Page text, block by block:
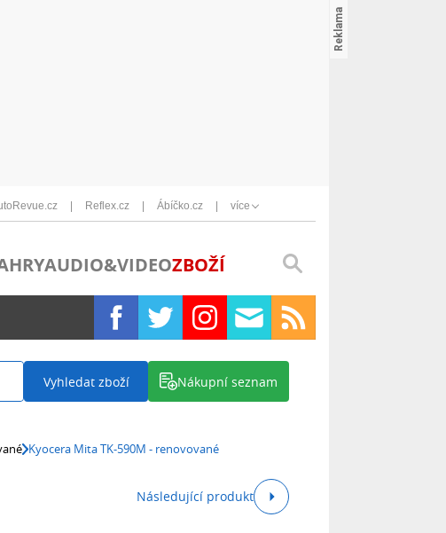
Reflex.cz Ábíčko.cz více
HRYAUDIO&VIDEOZBOŽÍ
Vyhledat zboží Nákupní seznam
Kyocera Mita TK-590M - renovované
Následující produkt